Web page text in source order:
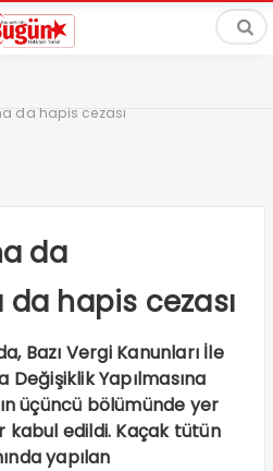
da hapis cezası
da
hapis cezası
Bazı Vergi Kanunları İle
Değişiklik Yapılmasına
üçüncü bölümünde yer
edildi. Kaçak tütün
yapılan